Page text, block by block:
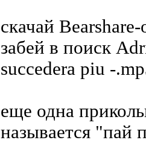
скачай
забей в поиск
succedera piu -
еще одна
называется "пай